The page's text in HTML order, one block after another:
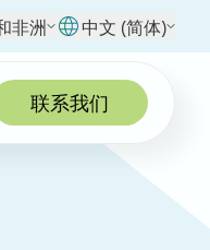
非洲 中文 (简体)
联系我们